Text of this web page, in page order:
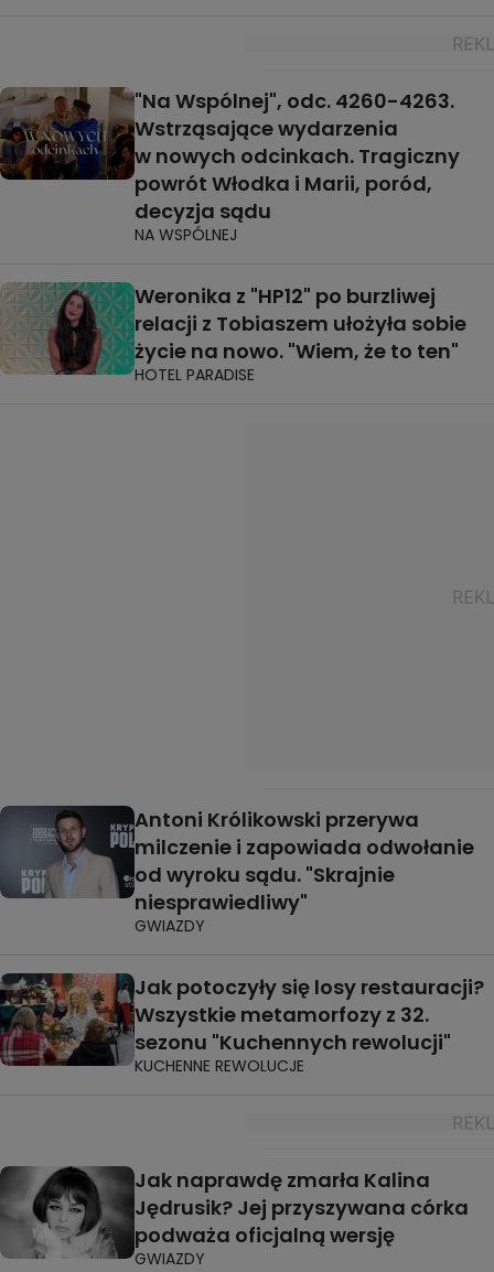
"Na Wspólnej", odc. 4260-4263.
Wstrząsające wydarzenia
w nowych odcinkach. Tragiczny
powrót Włodka i Marii, poród,
decyzja sądu
NA WSPÓLNEJ
Weronika z "HP12" po burzliwej
relacji z Tobiaszem ułożyła sobie
życie na nowo. "Wiem, że to ten"
HOTEL PARADISE
Antoni Królikowski przerywa
milczenie i zapowiada odwołanie
od wyroku sądu. "Skrajnie
niesprawiedliwy"
GWIAZDY
Jak potoczyły się losy restauracji?
Wszystkie metamorfozy z 32.
sezonu "Kuchennych rewolucji"
KUCHENNE REWOLUCJE
Jak naprawdę zmarła Kalina
Jędrusik? Jej przyszywana córka
podważa oficjalną wersję
GWIAZDY